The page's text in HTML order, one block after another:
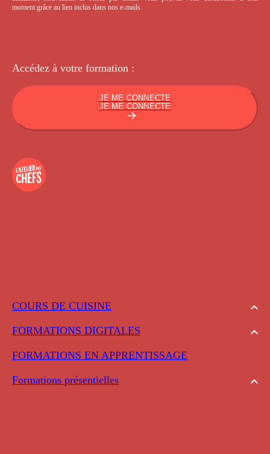
COURS DE CUISINE
FORMATIONS DIGITALES
FORMATIONS EN APPRENTISSAGE
Formations présentielles
moment grâce au lien inclus dans nos e-mails.
Accédez à votre formation :
JE ME CONNECTE
JE ME CONNECTE